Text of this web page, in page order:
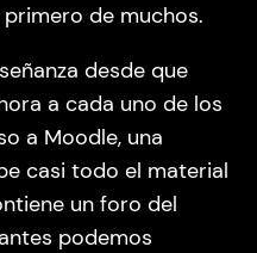
de muchos.
desde que
a cada uno de los
a Moodle, una
casi todo el material
un foro del
podemos